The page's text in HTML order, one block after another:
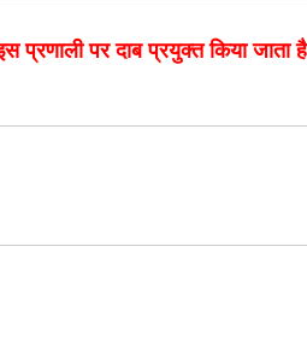
पर दाब प्रयुक्त किया जाता